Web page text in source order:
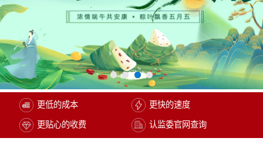
更低的成本 更快的速度
更贴心的收费 认监委官网查询